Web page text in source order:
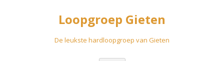
Loopgroep Gieten
De leukste hardloopgroep van Gieten